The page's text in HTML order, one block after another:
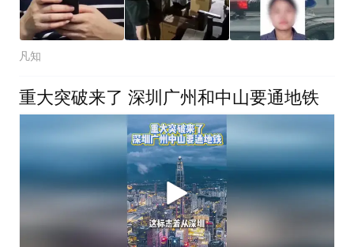
凡知
重大突破来了 深圳广州和中山要通地铁